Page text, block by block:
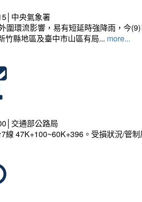
中央氣象署
圍環流影響，易有短延時強降雨，今
竹縣地區及臺中市山區有局... more...
交通部公路局
線 47K+100~60K+396。受損狀況/管